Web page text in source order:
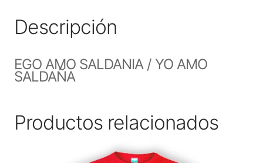
Descripción
EGO AMO SALDANIA / YO AMO
SALDAÑA
Productos relacionados